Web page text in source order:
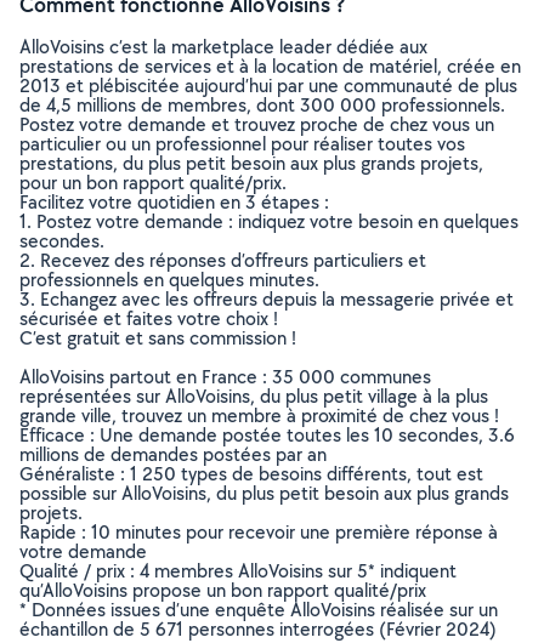
AlloVoisins c’est la marketplace leader dédiée aux
prestations de services et à la location de matériel, créée en
2013 et plébiscitée aujourd’hui par une communauté de plus
de 4,5 millions de membres, dont 300 000 professionnels.
Postez votre demande et trouvez proche de chez vous un
particulier ou un professionnel pour réaliser toutes vos
prestations, du plus petit besoin aux plus grands projets,
pour un bon rapport qualité/prix.
Facilitez votre quotidien en 3 étapes :
1. Postez votre demande : indiquez votre besoin en quelques
secondes.
2. Recevez des réponses d’offreurs particuliers et
professionnels en quelques minutes.
3. Echangez avec les offreurs depuis la messagerie privée et
sécurisée et faites votre choix !
C’est gratuit et sans commission !
AlloVoisins partout en France : 35 000 communes
représentées sur AlloVoisins, du plus petit village à la plus
grande ville, trouvez un membre à proximité de chez vous !
Efficace : Une demande postée toutes les 10 secondes, 3.6
millions de demandes postées par an
Généraliste : 1 250 types de besoins différents, tout est
possible sur AlloVoisins, du plus petit besoin aux plus grands
projets.
Rapide : 10 minutes pour recevoir une première réponse à
votre demande
Qualité / prix : 4 membres AlloVoisins sur 5* indiquent
qu’AlloVoisins propose un bon rapport qualité/prix
* Données issues d’une enquête AlloVoisins réalisée sur un
échantillon de 5 671 personnes interrogées (Février 2024)